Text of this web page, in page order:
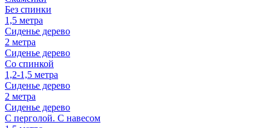
Без спинки
1,5 метра
Сиденье дерево
2 метра
Сиденье дерево
Со спинкой
1,2-1,5 метра
Сиденье дерево
2 метра
Сиденье дерево
С перголой. С навесом